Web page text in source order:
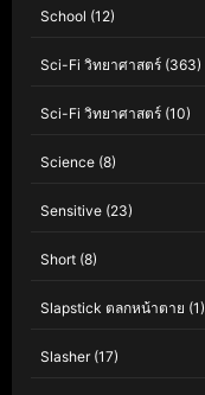
School (12)
Sci-Fi วิทยาศาสตร์ (363)
Sci-Fi วิทยาศาสตร์ (10)
Science (8)
Sensitive (23)
Short (8)
Slapstick ตลกหน้าตาย (1)
Slasher(17)